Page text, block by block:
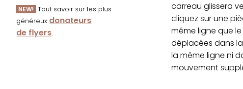
NEW! Tout savoir sur les plus
généreux donateurs
de flyers.
carreau glissera
cliquez sur une
même ligne que
déplacées dans
la même ligne ni
mouvement